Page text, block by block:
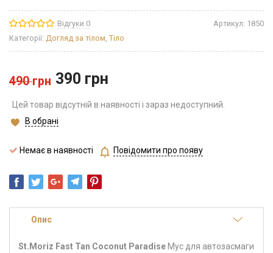
Відгуки 0 Артикул: 1850
Категорії: Догляд за тілом, Тіло
490грн 390 грн
Цей товар відсутній в наявності і зараз недоступний.
В обрані
Немає в наявності Повідомити про появу
Опис
St.Moriz Fast Tan Coconut Paradise Мус для автозасмаги